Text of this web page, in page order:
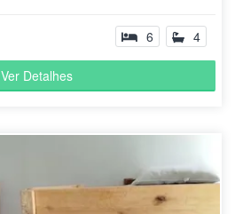
6 4
Ver Detalhes